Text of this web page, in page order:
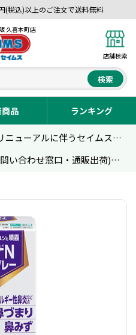
(税込)以上のご注文で送料無料
久喜本町店
店舗検索
検索
品 ランキング
【重要】サイトリニューアルに伴うセイムス通販のご利用について
夏季休業期間(お問い合わせ窓口・通販出荷)のお知らせ